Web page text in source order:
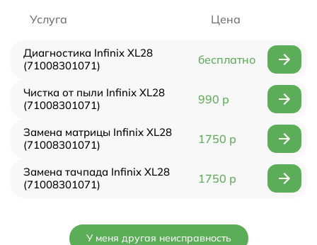
Услуга Цена
Диагностика Infinix XL28
(71008301071)
бесплатно
Чистка от пыли Infinix XL28
(71008301071)
990 р
Замена матрицы Infinix XL28
(71008301071)
1750 р
Замена тачпада Infinix XL28
(71008301071)
1750 р
У меня другая неисправность